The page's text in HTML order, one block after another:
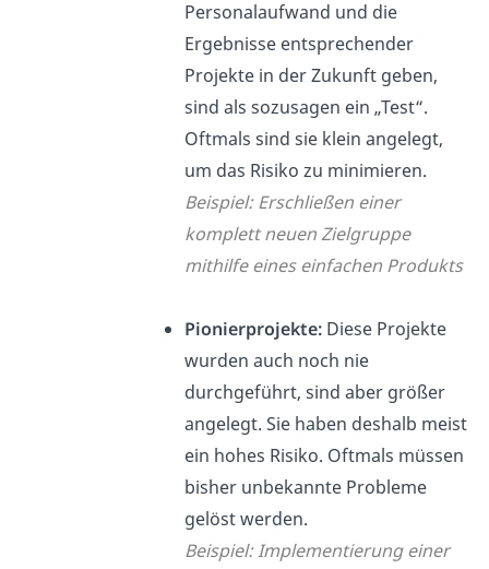
Personalaufwand und die
Ergebnisse entsprechender
Projekte in der Zukunft geben,
sind als sozusagen ein „Test“.
Oftmals sind sie klein angelegt,
um das Risiko zu minimieren.
Beispiel: Erschließen einer
komplett neuen Zielgruppe
mithilfe eines einfachen Produkts
Pionierprojekte:Diese Projekte
wurden auch noch nie
durchgeführt, sind aber größer
angelegt. Sie haben deshalb meist
ein hohes Risiko. Oftmals müssen
bisher unbekannte Probleme
gelöst werden.
Beispiel: Implementierung einer